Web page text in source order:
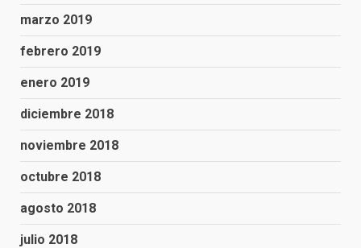
marzo 2019
febrero 2019
enero 2019
diciembre 2018
noviembre 2018
octubre 2018
agosto 2018
julio 2018